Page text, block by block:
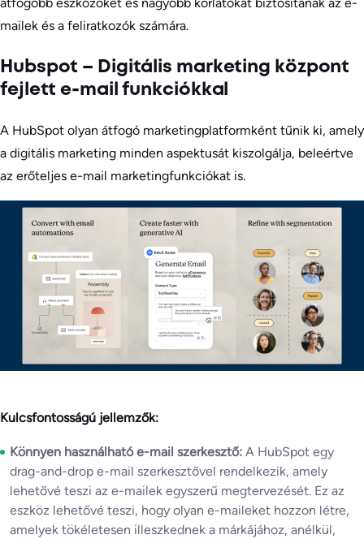
átfogóbb eszközöket és nagyobb korlátokat biztosítanak az e-
mailek és a feliratkozók számára.
Hubspot – Digitális marketing központ
fejlett e-mail funkciókkal
A HubSpot olyan átfogó marketingplatformként tűnik ki, amely
a digitális marketing minden aspektusát kiszolgálja, beleértve
az erőteljes e-mail marketingfunkciókat is.
Kulcsfontosságú jellemzők:
Könnyen használható e-mail szerkesztő: A HubSpot egy
drag-and-drop e-mail szerkesztővel rendelkezik, amely
lehetővé teszi az e-mailek egyszerű megtervezését. Ez az
eszköz lehetővé teszi, hogy olyan e-maileket hozzon létre,
amelyek tökéletesen illeszkednek a márkájához, anélkül,